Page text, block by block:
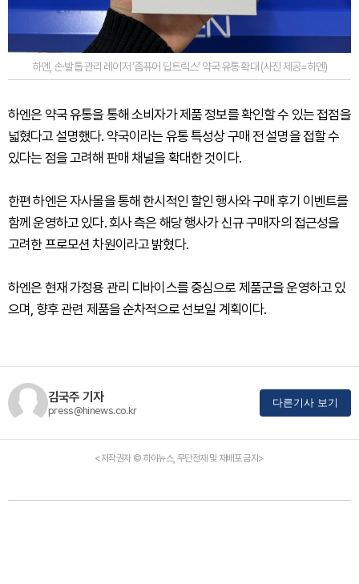
하엔, 손·발톱 관리 레이저 ‘좀퓨어 딥트릭스’ 약국 유통 확대 (사진 제공=하엔)
하엔은 약국 유통을 통해 소비자가 제품 정보를 확인할 수 있는 접점을
넓혔다고 설명했다. 약국이라는 유통 특성상 구매 전 설명을 접할 수
있다는 점을 고려해 판매 채널을 확대한 것이다.
한편 하엔은 자사몰을 통해 한시적인 할인 행사와 구매 후기 이벤트를
함께 운영하고 있다. 회사 측은 해당 행사가 신규 구매자의 접근성을
고려한 프로모션 차원이라고 밝혔다.
하엔은 현재 가정용 관리 디바이스를 중심으로 제품군을 운영하고 있
으며, 향후 관련 제품을 순차적으로 선보일 계획이다.
김국주 기자
press@hinews.co.kr
다른기사 보기
<저작권자 © 하이뉴스, 무단전재 및 재배포 금지>